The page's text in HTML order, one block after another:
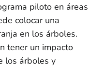
piloto en áreas
colocar una
en los árboles.
tener un impacto
los árboles y